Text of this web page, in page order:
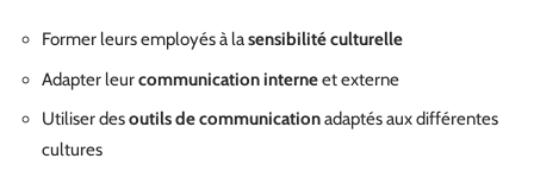
Former leurs employés à lasensibilité culturelle
Adapter leurcommunication interneet externe
Utiliser desoutils de communicationadaptés aux différentes
cultures